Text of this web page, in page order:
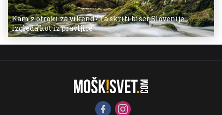
Kam z otroki za vikend? Ta skriti biser Slovenije
izgleda kot iz pravljice